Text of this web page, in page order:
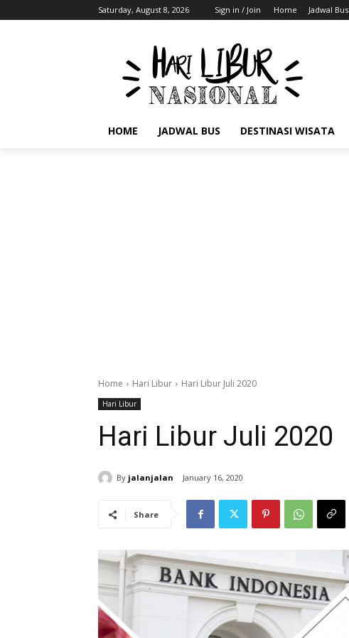
Saturday, August 8, 2026 Sign in / Join Home Jadwal Bus
HOME JADWAL BUS DESTINASI WISATA
Home Hari Libur Hari Libur Juli 2020
Hari Libur
Hari Libur Juli 2020
By jalanjalan January 16, 2020
Share